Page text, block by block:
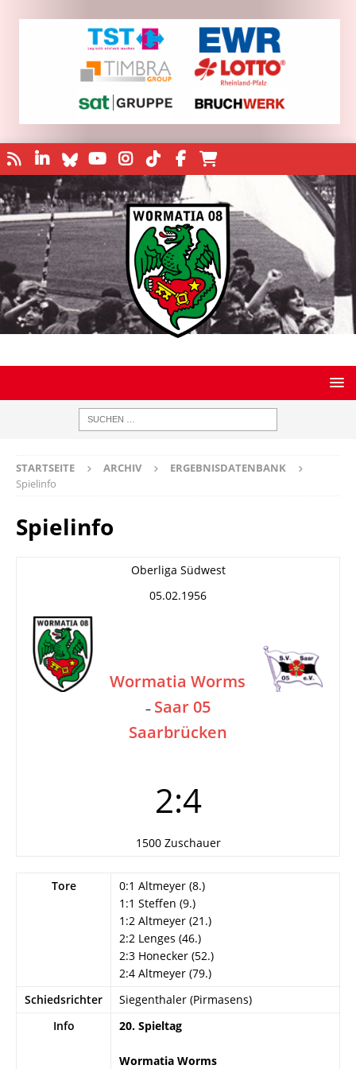
STARTSEITE ARCHIV
ERGEBNISDATENBANK
Spielinfo
Spielinfo
Oberliga Südwest
05.02.1956
Wormatia Worms
– Saar 05
Saarbrücken
2:4
1500 Zuschauer
Tore
0:1 Altmeyer (8.)
1:1 Steffen (9.)
1:2 Altmeyer (21.)
2:2 Lenges (46.)
2:3 Honecker (52.)
2:4 Altmeyer (79.)
Schiedsrichter
Siegenthaler (Pirmasens)
Info
20. Spieltag
Wormatia Worms